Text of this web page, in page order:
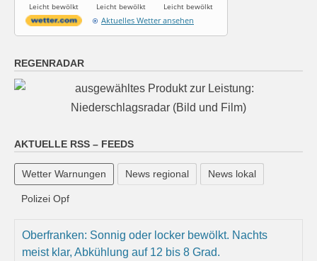
Leicht bewölkt
Leicht bewölkt
Leicht bewölkt
Aktuelles Wetter ansehen
REGENRADAR
AKTUELLE RSS – FEEDS
Wetter Warnungen News regional News lokal
Polizei Opf
Oberfranken: Sonnig oder locker bewölkt. Nachts
meist klar, Abkühlung auf 12 bis 8 Grad.